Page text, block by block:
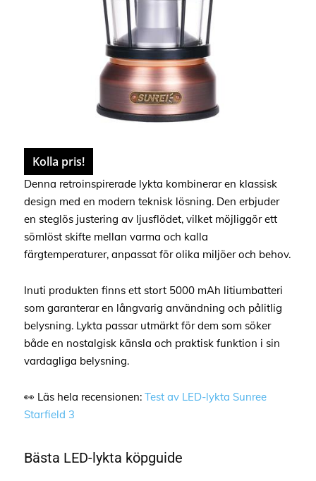
Kolla pris!
Denna retroinspirerade lykta kombinerar en klassisk
design med en modern teknisk lösning. Den erbjuder
en steglös justering av ljusflödet, vilket möjliggör ett
sömlöst skifte mellan varma och kalla
färgtemperaturer, anpassat för olika miljöer och behov.
Inuti produkten finns ett stort 5000 mAh litiumbatteri
som garanterar en långvarig användning och pålitlig
belysning. Lykta passar utmärkt för dem som söker
både en nostalgisk känsla och praktisk funktion i sin
vardagliga belysning.
👀 Läs hela recensionen: Test av LED-lykta Sunree
Starfield 3
Bästa LED-lykta köpguide